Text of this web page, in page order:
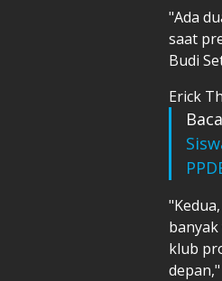
"Ada
saat
Budi
Erick
klub